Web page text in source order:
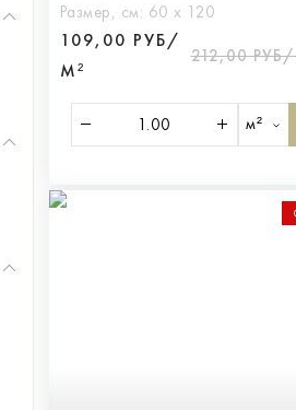
Размер, см: 60 х 120
109,00 РУБ/
М²
212,00
м²